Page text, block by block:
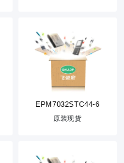
EPM7032STC44-6
原装现货